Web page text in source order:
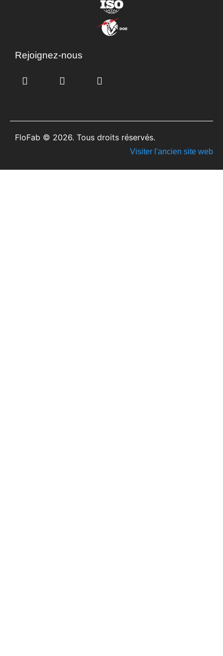
Rejoignez-nous
FloFab © 2026. Tous droits réservés.
Visiter l'ancien site web